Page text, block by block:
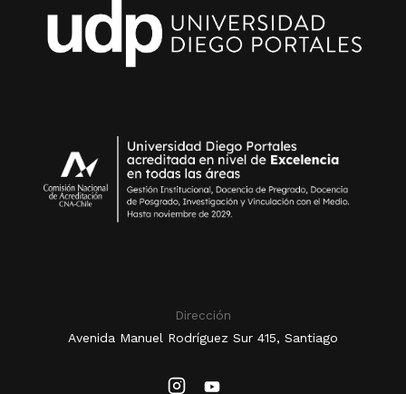
Dirección
Avenida Manuel Rodríguez Sur 415, Santiago